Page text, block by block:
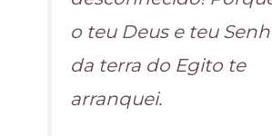
o teu Deus e teu
da terra do Egito te
arranquei.